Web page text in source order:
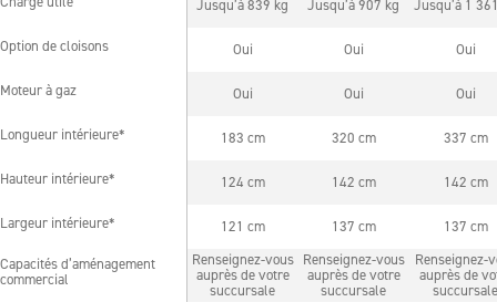
Charge utile Jusqu’à 839 kg Jusqu’à 907 kg Jusqu’à 1
Option de cloisons Oui Oui Oui
Moteur à gaz Oui Oui Oui
Longueur intérieure* 183 cm 320 cm 337 cm
Hauteur intérieure* 124 cm 142 cm 142 cm
Largeur intérieure* 121 cm 137 cm 137 cm
Capacités d’aménagement
commercial
Renseignez-vous
auprès de votre
succursale
Renseignez-vous
auprès de votre
succursale
Renseignez-
auprès de
succursale
Option de cloisons
Moteur à gaz
Longueur intérieure*
Hauteur intérieure*
Largeur intérieure*
Capacités d’aménagement
commercial